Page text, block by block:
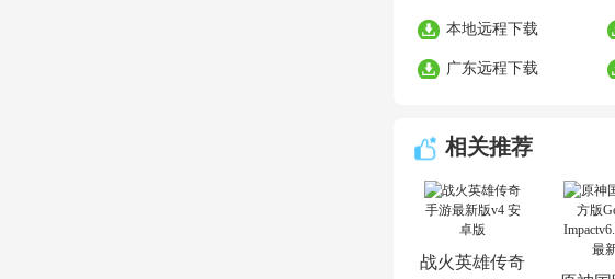
本地远程下载
广东远程下载
相关推荐
战火英雄传奇